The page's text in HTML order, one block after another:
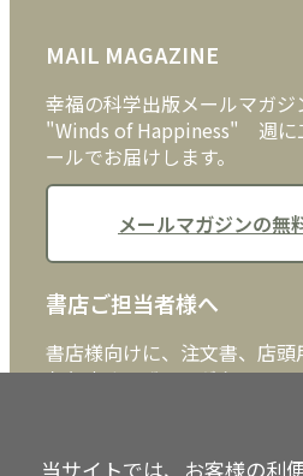
外国語
クッキーポリシー
MAIL MAGAZINE
幸福の科学出版メールマガジ
"Winds of Happiness" 週に
ールでお届けします。
メールマガジンの無
書店ご担当者様へ
書店様向けに、注文書、店
おります。ぜひ、ダウンロ
当サイトでは、お客様の利